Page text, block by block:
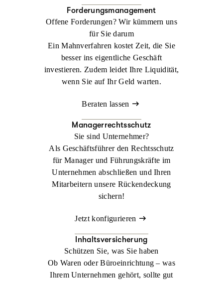
Forderungsmanagement
Offene Forderungen? Wir kümmern uns
für Sie darum
Ein Mahnverfahren kostet Zeit, die Sie
besser ins eigentliche Geschäft
investieren. Zudem leidet Ihre Liquidität,
wenn Sie auf Ihr Geld warten.
Beraten lassen
Managerrechtsschutz
Sie sind Unternehmer?
Als Geschäftsführer den Rechtsschutz
für Manager und Führungskräfte im
Unternehmen abschließen und Ihren
Mitarbeitern unsere Rückendeckung
sichern!
Jetzt konfigurieren
Inhaltsversicherung
Schützen Sie, was Sie haben
Ob Waren oder Büroeinrichtung – was
Ihrem Unternehmen gehört, sollte gut